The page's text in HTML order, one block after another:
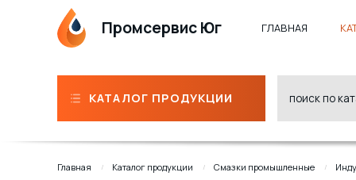
Промсервис Юг ГЛАВНАЯ
КАТАЛОГ ПРОДУКЦИИ
Главная Каталог продукции Смазки промышленные